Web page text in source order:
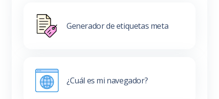
Generador de etiquetas meta
¿Cuál es mi navegador?